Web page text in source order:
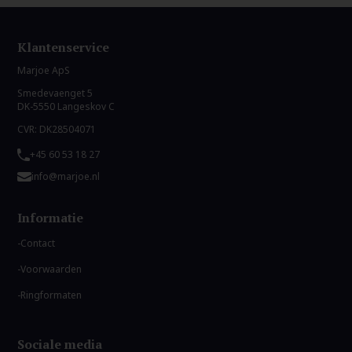
Klantenservice
Marjoe ApS
Smedevaenget 5
DK-5550 Langeskov C
CVR: DK28504071
+45 60 53 18 27
info@marjoe.nl
Informatie
Contact
Voorwaarden
Ringformaten
Sociale media